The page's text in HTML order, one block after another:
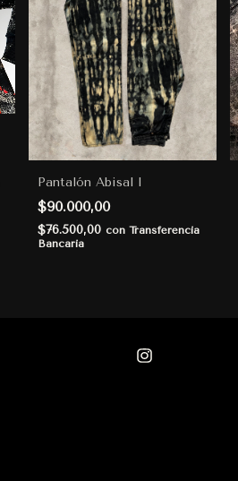
Pantalón Abisal I
$90.000,00
$76.500,00 con Transferencia
Bancaria